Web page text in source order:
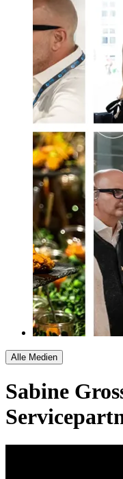
Alle Medien
Sabine